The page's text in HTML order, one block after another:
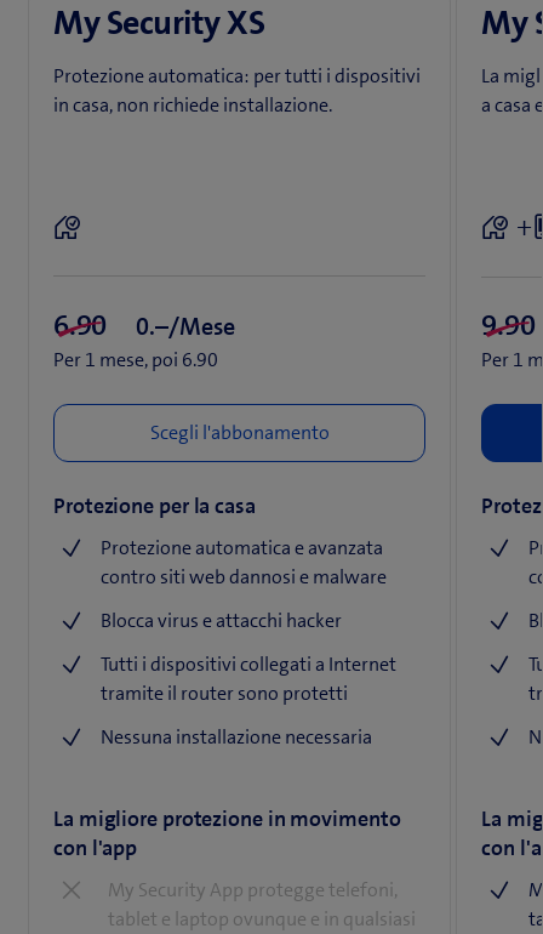
My Security XS
Protezione automatica: per tutti i dispositivi
in casa, non richiede installazione.
0.–/Mese
Per 1 mese, poi 6.90
Protezione per la casa
Protezione automatica e avanzata
contro siti web dannosi e malware
Blocca virus e attacchi hacker
Tutti i dispositivi collegati a Internet
tramite il router sono protetti
Nessuna installazione necessaria
La migliore protezione in movimento
con l'app
My Security App protegge telefoni,
tablet e laptop ovunque e in qualsiasi
My
La
a casa
+
Per 1
La
con